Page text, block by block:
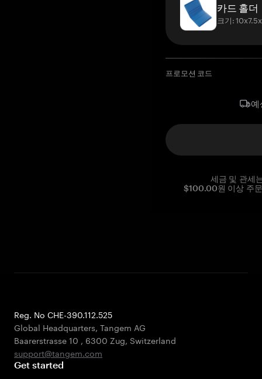
카드 홀더
크기:
프로모션 코드
예
세금 및 관세
$100.00원 이상 주
Reg. No CHE-390.112.525
Global Headquarters, Tangem AG
Baarerstrasse 10 , 6300 Zug, Switzerland
support@tangem.com
Get started